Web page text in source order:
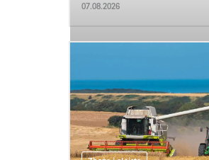
07.08.2026